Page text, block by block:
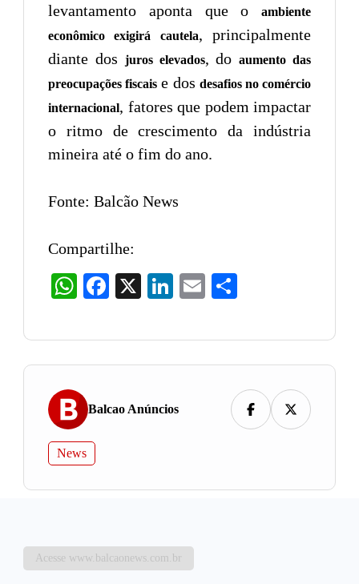
levantamento aponta que o
ambiente
econômico exigirá cautela, principalmente
diante dos juros elevados, doaumento das
preocupações fiscais e dos desafios no comércio
internacional, fatores que podem impactar
o ritmo de crescimento da indústria
mineira até o fim do ano.
Fonte: Balcão News
Compartilhe:
WhatsAppFacebook LinkedIn
Email
Balcao Anúncios
News
Acesse www.balcaonews.com.br